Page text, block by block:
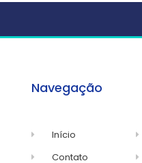
Navegação
Início
Contato